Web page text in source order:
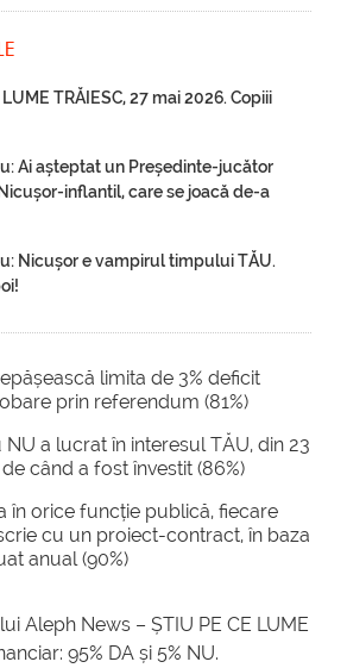
TRĂIESC, 27 mai 2026. Copiii
Ai așteptat un Președinte-jucător
inflantil, care se joacă de-a
Nicușor e vampirul timpului TĂU.
limita de 3% deficit
prin referendum (81%)
a lucrat în interesul TĂU, din 23
când a fost învestit (86%)
în orice funcție publică, fiecare
cu un proiect-contract, în baza
anual (90%)
Aleph News – ȘTIU PE CE LUME
95% DA și 5% NU.